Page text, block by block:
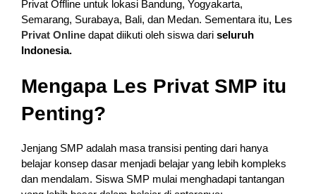
Privat Offline untuk lokasi Bandung, Yogyakarta,
Semarang, Surabaya, Bali, dan Medan. Sementara itu, Les
Privat Onlinedapat diikuti oleh siswa dari seluruh
Indonesia.
Mengapa Les Privat SMP itu
Penting?
Jenjang SMP adalah masa transisi penting dari hanya
belajar konsep dasar menjadi belajar yang lebih kompleks
dan mendalam. Siswa SMP mulai menghadapi tantangan